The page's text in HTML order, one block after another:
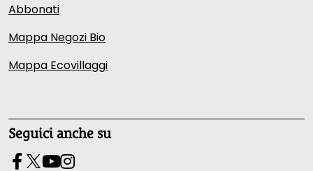
Abbonati
Mappa Negozi Bio
Mappa Ecovillaggi
Seguici anche su